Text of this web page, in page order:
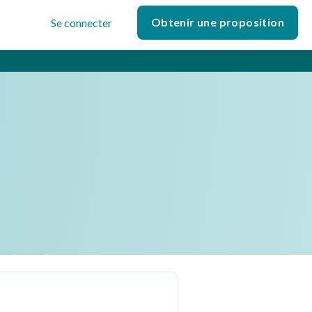
Se connecter Obtenir une proposition